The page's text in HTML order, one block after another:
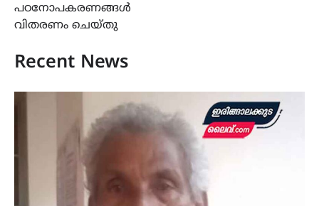
പഠനോപകരണങ്ങള്‍
വിതരണം ചെയ്തു
Recent News